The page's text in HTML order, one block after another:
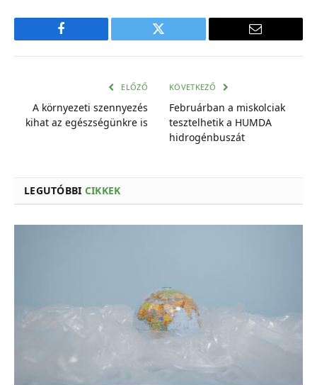
Facebook Twitter
E-
ELŐZŐ
A környezeti szennyezés
kihat az egészségünkre is
KÖVETKEZŐ
Februárban a miskolciak
tesztelhetik a HUMDA
hidrogénbuszát
LEGUTÓBBI CIKKEK